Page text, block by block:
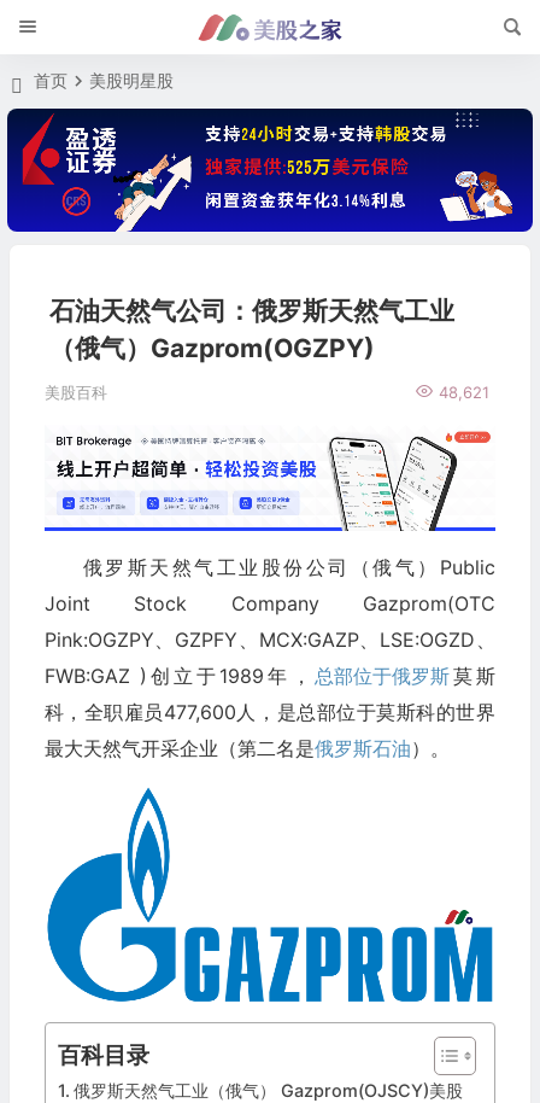
首页 美股明星股
石油天然气公司：俄罗斯天然气工业
（俄气）Gazprom(OGZPY)
美股百科 48,621
俄罗斯天然气工业股份公司（俄气）Public
Joint Stock Company Gazprom(OTC
Pink:OGZPY、GZPFY、MCX:GAZP、LSE:OGZD、
FWB:GAZ )创立于1989年， 总部位于俄罗斯莫斯
科，全职雇员477,600人，是总部位于莫斯科的世界
最大天然气开采企业（第二名是俄罗斯石油）。
百科目录
俄罗斯天然气工业（俄气） Gazprom(OJSCY)美股